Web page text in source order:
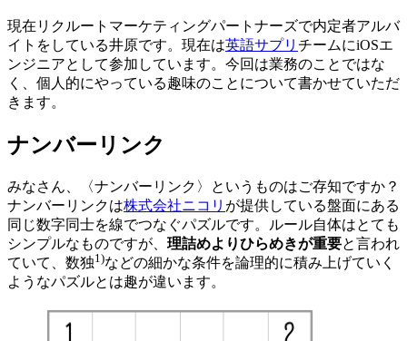
現在リクルートマーケティングパートナーズで内定者アルバ
イトをしている井原です。現在は英語サプリ チームにiOSエ
ンジニアとして参加しています。今回は業務のことではな
く、個人的にやっている趣味のことについて書かせていただ
きます。
ナンバーリンク
みなさん、〈ナンバーリンク〉というものはご存知ですか？
ナンバーリンクは株式会社ニコリ が提供している盤面にある
同じ数字同士を線でつなぐパズルです。ルール自体はとても
シンプルなものですが、 理詰めよりひらめきが重要と言われ
ていて、数独1)などの細かな条件を論理的に積み上げていく
ようなパズルとは趣が違います。